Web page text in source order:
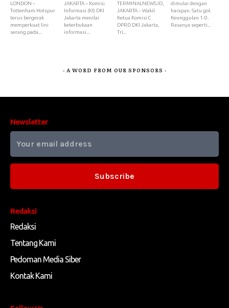
LONDON –
Tottenham Hotspur
terus bergerak
memperkuat lini
serang pada...
JAKARTA – Komisi
Informasi (KI) DKI
Jakarta menilai
keterbukaan
informasi...
TERMINALNEWS.ID,
JAKARTA – Wakil
Ketua Komisi C
DPRD DKI Jakarta,
Tri...
dimulai dengan
harapan. Satu gol.
Keunggulan 1-0.
Rasanya seperti...
- A WORD FROM OUR SPONSORS -
Redaksi
Redaksi
Tentang Kami
Pedoman Media Siber
Kontak Kami
Newsletter
Subscribe